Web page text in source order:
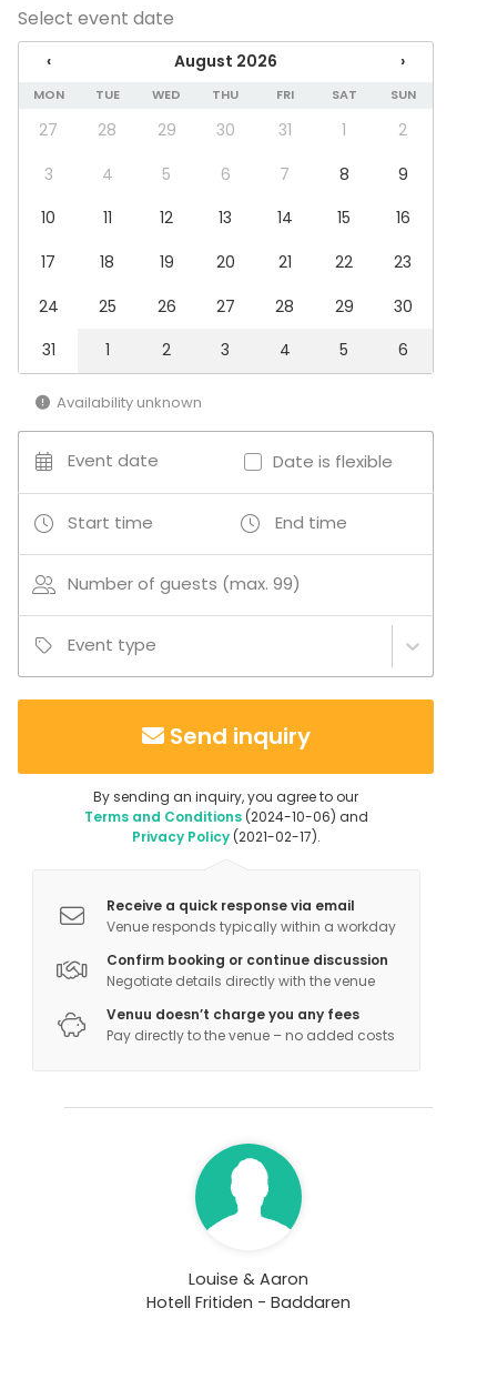
Event types
Party
Dinner / Lunch
Meeting
Christmas Party
Company Party
Classroom
Additional information about activities
Shuffleboard, Dart, Boule (innomhus) och Padel
Select event date
‹ August 2026 ›
MON TUE WED THU FRI SAT SUN
27 28 29 30 31 1
2
3
4 5 6 7 8
9
10
11 12 13 14 15
16
17
18 19 20 21 22
23
24
25 26 27 28 29
30
31
1 2 3 4 5 6
Availability unknown
Event date Date is flexible
Start time End time
Number of guests (max. 99)
Event type
Send inquiry
By sending an inquiry, you agree to our
Terms and Conditions(2024-10-06) and
Privacy Policy(2021-02-17).
Receive a quick response via email
Venue responds typically within a workday
Confirm booking or continue discussion
Negotiate details directly with the venue
Venuu doesn’t charge you any fees
Pay directly to the venue – no added costs
Louise & Aaron
Hotell Fritiden - Baddaren